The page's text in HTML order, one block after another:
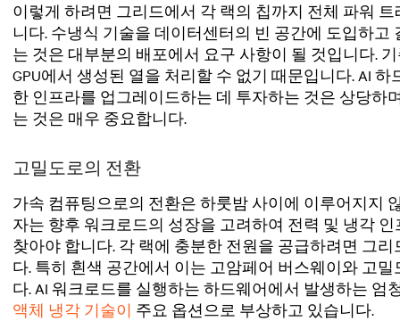
이렇게 하려면 그리드에서 각 랙의 칩까지 전체 파워
니다. 수냉식 기술을 데이터센터의 빈 공간에 도입하
는 것은 대부분의 배포에서 요구 사항이 될 것입니다.
GPU에서 생성된 열을 처리할 수 없기 때문입니다. AI
한 인프라를 업그레이드하는 데 투자하는 것은 상당하
는 것은 매우 중요합니다.
고밀도로의 전환
가속 컴퓨팅으로의 전환은 하룻밤 사이에 이루어지지
자는 향후 워크로드의 성장을 고려하여 전력 및 냉각
찾아야 합니다. 각 랙에 충분한 전원을 공급하려면 그
다. 특히 흰색 공간에서 이는 고암페어 버스웨이와 고밀
다. AI 워크로드를 실행하는 하드웨어에서 발생하는 엄
액체 냉각 기술이 주요 옵션으로 부상하고 있습니다.